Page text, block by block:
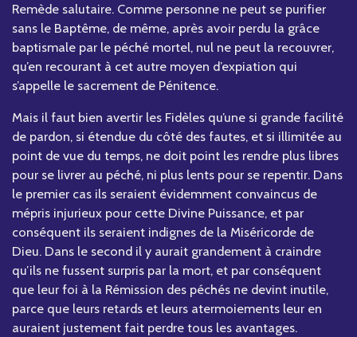
Remède salutaire. Comme personne ne peut se purifier
sans le Baptême, de même, après avoir perdu la grâce
baptismale par le péché mortel, nul ne peut la recouvrer,
qu’en recourant à cet autre moyen d’expiation qui
s’appelle le sacrement de Pénitence.
Mais il faut bien avertir les Fidèles qu’une si grande facilité
de pardon, si étendue du côté des fautes, et si illimitée au
point de vue du temps, ne doit point les rendre plus libres
pour se livrer au péché, ni plus lents pour se repentir. Dans
le premier cas ils seraient évidemment convaincus de
mépris injurieux pour cette Divine Puissance, et par
conséquent ils seraient indignes de la Miséricorde de
Dieu. Dans le second il y aurait grandement à craindre
qu’ils ne fussent surpris par la mort, et par conséquent
que leur foi à la Rémission des péchés ne devint inutile,
parce que leurs retards et leurs atermoiements leur en
auraient justement fait perdre tous les avantages.